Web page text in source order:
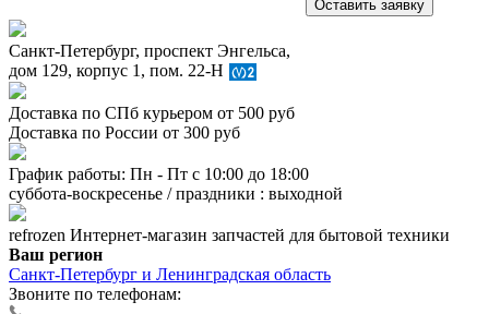
Санкт-Петербург, проспект Энгельса,
дом 129, корпус 1, пом. 22-Н
Доставка по СПб курьером от 500 руб
Доставка по России от 300 руб
График работы: Пн - Пт с 10:00 до 18:00
суббота-воскресенье / праздники : выходной
refrozen Интернет-магазин запчастей для бытовой техники
Ваш регион
Санкт-Петербург и Ленинградская область
Звоните по телефонам: